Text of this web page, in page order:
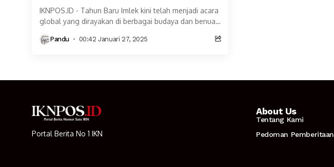
IKNPOS.ID - Tahun Baru Imlek kini telah menjadi acara
global yang dirayakan di berbagai budaya dan benua.
Pandu 00:42 Januari 27, 2025
Portal Berita No 1 IKN
About Us
Tentang Kami
Pedoman Pemberitaan